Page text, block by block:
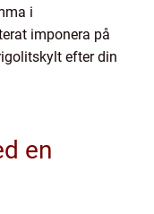
i
imponera på
efter din
en